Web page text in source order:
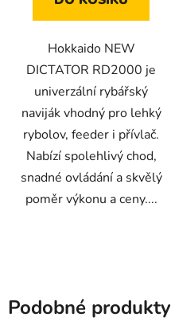
Hokkaido NEW
DICTATOR RD2000 je
univerzální rybářský
naviják vhodný pro lehký
rybolov, feeder i přívlač.
Nabízí spolehlivý chod,
snadné ovládání a skvělý
poměr výkonu a ceny....
Podobné produkty